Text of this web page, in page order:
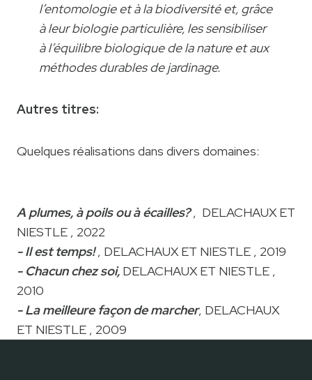
l’entomologie et à la biodiversité et‚ grâce
à leur biologie particulière‚ les sensibiliser
à l’équilibre biologique de la nature et aux
méthodes durables de jardinage.
Autres titres:
Quelques réalisations dans divers domaines:
A plumes, à poils ou à écailles?, DELACHAUX ET
NIESTLE , 2022
- Il est temps!, DELACHAUX ET NIESTLE , 2019
- Chacun chez soi, DELACHAUX ET NIESTLE ,
2010
- La meilleure façon de marcher, DELACHAUX
ET NIESTLE , 2009